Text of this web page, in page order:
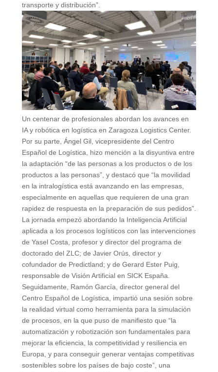
transporte y distribución”.
Un centenar de profesionales abordan los avances en
IA y robótica en logística en Zaragoza Logistics Center.
Por su parte, Ángel Gil, vicepresidente del Centro
Español de Logística, hizo mención a la disyuntiva entre
la adaptación “de las personas a los productos o de los
productos a las personas”, y destacó que “la movilidad
en la intralogística está avanzando en las empresas,
especialmente en aquellas que requieren de una gran
rapidez de respuesta en la preparación de sus pedidos”.
La jornada empezó abordando la Inteligencia Artificial
aplicada a los procesos logísticos con las intervenciones
de Yasel Costa, profesor y director del programa de
doctorado del ZLC; de Javier Orús, director y
cofundador de Predictland; y de Gerard Ester Puig,
responsable de Visión Artificial en SICK España.
Seguidamente, Ramón García, director general del
Centro Español de Logística, impartió una sesión sobre
la realidad virtual como herramienta para la simulación
de procesos, en la que puso de manifiesto que “la
automatización y robotización son fundamentales para
mejorar la eficiencia, la competitividad y resiliencia en
Europa, y para conseguir generar ventajas competitivas
sostenibles sobre los países de bajo coste”, una